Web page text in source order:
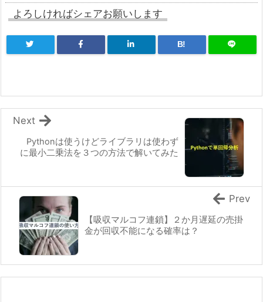
よろしければシェアお願いします
B!
Pythonは使うけどライブラリは使わず
に最小二乗法を３つの方法で解いてみた
Next
【吸収マルコフ連鎖】２か月遅延の売掛
金が回収不能になる確率は？
Prev